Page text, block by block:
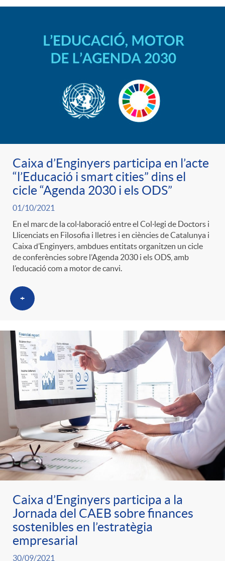
Caixa d’Enginyers participa en l’acte
“l’Educació i smart cities” dins el
cicle “Agenda 2030 i els ODS”
01/10/2021
En el marc de la col·laboració entre el Col·legi de Doctors i
Llicenciats en Filosofia i lletres i en ciències de Catalunya i
Caixa d’Enginyers, ambdues entitats organitzen un cicle
de conferències sobre l’Agenda 2030 i els ODS, amb
l’educació com a motor de canvi.
+
Caixa d’Enginyers participa a la
Jornada del CAEB sobre finances
sostenibles en l’estratègia
empresarial
30/09/2021